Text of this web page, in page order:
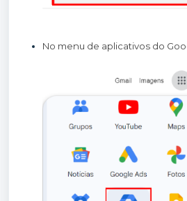
No menu de aplicativos do